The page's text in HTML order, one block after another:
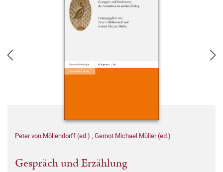
Peter von Möllendorff (ed.) , Gernot Michael Müller (ed.)
Gespräch und Erzählung